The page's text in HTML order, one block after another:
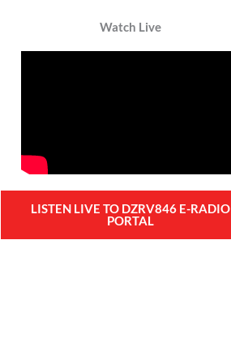
Watch Live
LISTEN LIVE TO DZRV846 E-RADIO
PORTAL